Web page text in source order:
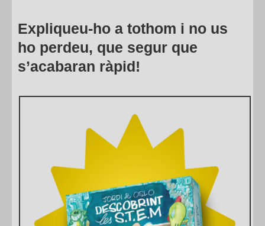
Expliqueu-ho a tothom i no us
ho perdeu, que segur que
s’acabaran ràpid!